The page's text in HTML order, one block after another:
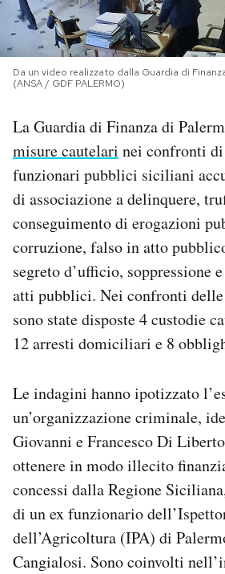
SHOP
CALENDARIO
AREA PERSONALE
Area Personale
Newsletter
Regala il Post
Hai bisogno di aiuto?
Esci
Da un video realizzato dalla Guardia di
(ANSA / GDF PALERMO)
La Guardia di Finanza di
misure cautelari nei confronti
funzionari pubblici siciliani
di associazione a delinquere,
conseguimento di erogazioni
corruzione, falso in atto
segreto d’ufficio, soppressione
atti pubblici. Nei confronti delle
sono state disposte 4 custodie
12 arresti domiciliari e 8
Le indagini hanno ipotizzato
un’organizzazione criminale,
Giovanni e Francesco Di
ottenere in modo illecito
concessi dalla Regione
di un ex funzionario
dell’Agricoltura (IPA) di
Cangialosi. Sono coinvolti